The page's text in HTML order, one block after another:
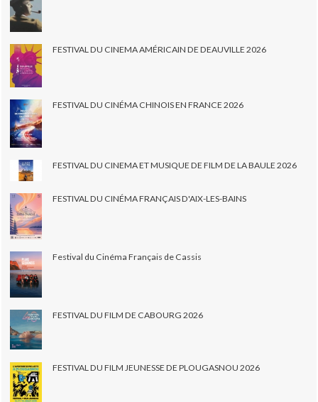
FESTIVAL DU CINEMA AMÉRICAIN DE DEAUVILLE 2026
FESTIVAL DU CINÉMA CHINOIS EN FRANCE 2026
FESTIVAL DU CINEMA ET MUSIQUE DE FILM DE LA BAULE 2026
FESTIVAL DU CINÉMA FRANÇAIS D'AIX-LES-BAINS
Festival du Cinéma Français de Cassis
FESTIVAL DU FILM DE CABOURG 2026
FESTIVAL DU FILM JEUNESSE DE PLOUGASNOU 2026